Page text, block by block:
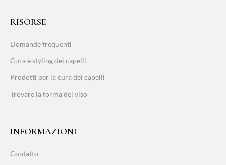
RISORSE
Domande frequenti
Cura e styling dei capelli
Prodotti per la cura dei capelli
Trovare la forma del viso
INFORMAZIONI
Contatto